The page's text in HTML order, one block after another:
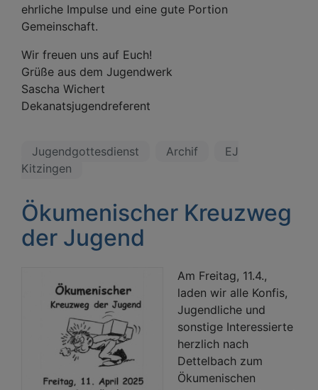
ehrliche Impulse und eine gute Portion
Gemeinschaft.
Wir freuen uns auf Euch!
Grüße aus dem Jugendwerk
Sascha Wichert
Dekanatsjugendreferent
Jugendgottesdienst Archif
EJ
Kitzingen
Ökumenischer Kreuzweg
der Jugend
Am Freitag, 11.4.,
laden wir alle Konfis,
Jugendliche und
sonstige Interessierte
herzlich nach
Dettelbach zum
Ökumenischen